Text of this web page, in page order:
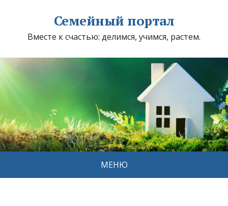
Семейный портал
Вместе к счастью: делимся, учимся, растем.
МЕНЮ